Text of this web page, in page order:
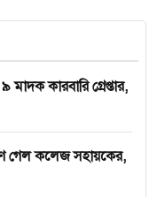
কারবারি গ্রেপ্তার,
গেল কলেজ সহায়কের,